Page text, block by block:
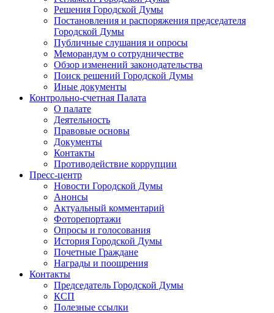
Решения Городской Думы
Постановления и распоряжения председателя
Городской Думы
Публичные слушания и опросы
Меморандум о сотрудничестве
Обзор изменений законодательства
Поиск решений Городской Думы
Иные документы
Контрольно-счетная Палата
О палате
Деятельность
Правовые основы
Документы
Контакты
Противодействие коррупции
Пресс-центр
Новости Городской Думы
Анонсы
Актуальный комментарий
Фоторепортажи
Опросы и голосования
История Городской Думы
Почетные Граждане
Награды и поощрения
Контакты
Председатель Городской Думы
КСП
Полезные ссылки